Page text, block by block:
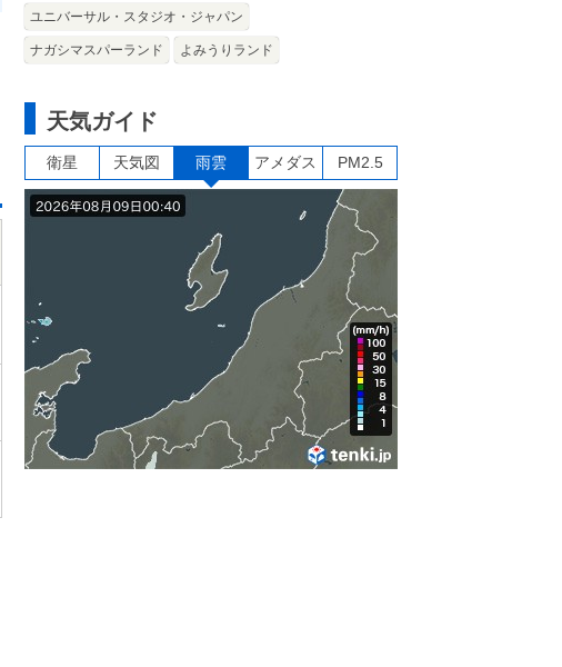
ユニバーサル・スタジオ・ジャパン
ナガシマスパーランド よみうりランド
天気ガイド
衛星 天気図 雨雲 アメダス PM2.5